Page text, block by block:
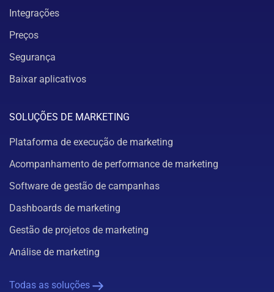
Integrações
Preços
Segurança
Baixar aplicativos
SOLUÇÕES DE MARKETING
Plataforma de execução de marketing
Acompanhamento de performance de marketing
Software de gestão de campanhas
Dashboards de marketing
Gestão de projetos de marketing
Análise de marketing
Todas as soluções